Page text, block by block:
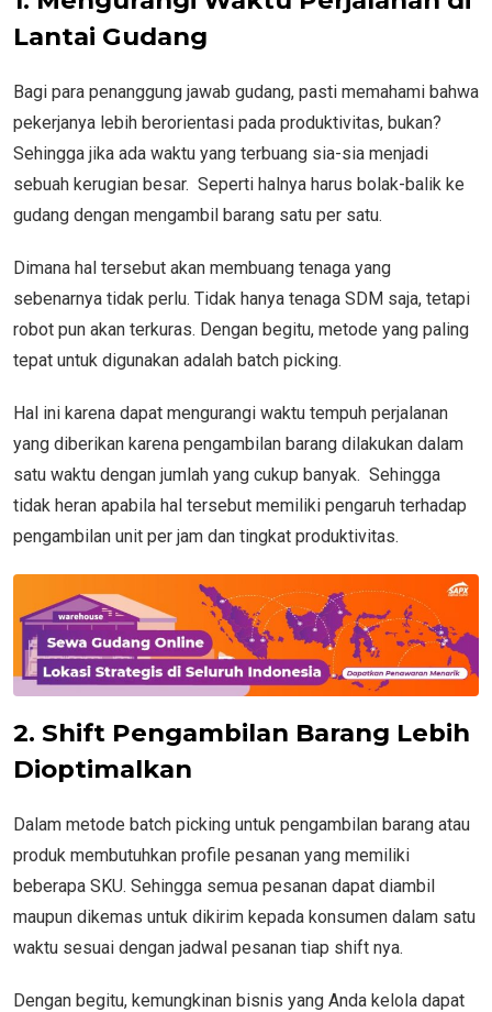
Lantai Gudang
Bagi para penanggung jawab gudang, pasti memahami bahwa
pekerjanya lebih berorientasi pada produktivitas, bukan?
Sehingga jika ada waktu yang terbuang sia-sia menjadi
sebuah kerugian besar. Seperti halnya harus bolak-balik ke
gudang dengan mengambil barang satu per satu.
Dimana hal tersebut akan membuang tenaga yang
sebenarnya tidak perlu. Tidak hanya tenaga SDM saja, tetapi
robot pun akan terkuras. Dengan begitu, metode yang paling
tepat untuk digunakan adalah batch picking.
Hal ini karena dapat mengurangi waktu tempuh perjalanan
yang diberikan karena pengambilan barang dilakukan dalam
satu waktu dengan jumlah yang cukup banyak. Sehingga
tidak heran apabila hal tersebut memiliki pengaruh terhadap
pengambilan unit per jam dan tingkat produktivitas.
2. Shift Pengambilan Barang Lebih
Dioptimalkan
Dalam metode batch picking untuk pengambilan barang atau
produk membutuhkan profile pesanan yang memiliki
beberapa SKU. Sehingga semua pesanan dapat diambil
maupun dikemas untuk dikirim kepada konsumen dalam satu
waktu sesuai dengan jadwal pesanan tiap shift nya.
Dengan begitu, kemungkinan bisnis yang Anda kelola dapat